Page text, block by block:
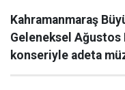
Kahramanmaraş
Geleneksel Ağustos
konseriyle adeta